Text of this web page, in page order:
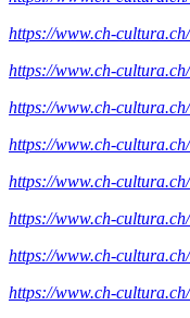
https://www.ch-
https://www.ch-
https://www.ch-
https://www.ch-
https://www.ch-
https://www.ch-
https://www.ch-
https://www.ch-